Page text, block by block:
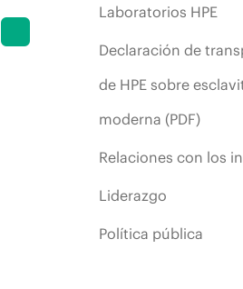
Laboratorios HPE
Declaración de
de HPE sobre
moderna (PDF)
Relaciones con los
Liderazgo
Política pública